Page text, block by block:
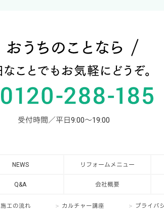
受付時間／平日9:00～19:00
NEWS リフォームメニュー
Q&A 会社概要
施工の流れ カルチャー講座 プライバ